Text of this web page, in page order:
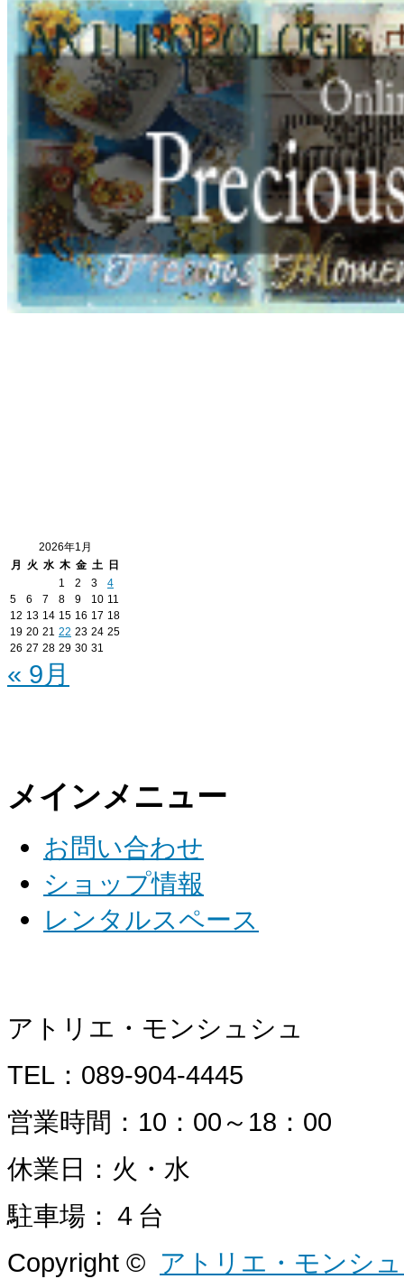
2026年1月
月
火 水 木 金 土
日
1
2 3
4
5
6 7 8 9 10 11
12 13 14 15 16 17 18
19 20 21 22 23 24 25
26 27 28 29 30 31
« 9月
メインメニュー
お問い合わせ
ショップ情報
レンタルスペース
アトリエ・モンシュシュ
TEL：089-904-4445
営業時間：10：00～18：00
休業日：火・水
駐車場：４台
Copyright © アトリエ・モンシ